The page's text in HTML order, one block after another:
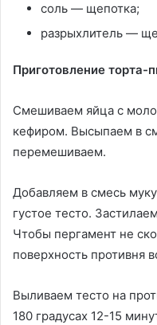
соль — щепотка;
разрыхлитель —
Приготовление торта-
Смешиваем яйца с
кефиром. Высыпаем в
перемешиваем.
Добавляем в смесь
густое тесто.
Чтобы пергамент не
поверхность противня
Выливаем тесто на
180 градусах 12-15